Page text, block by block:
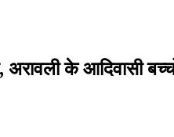
अरावली के आदिवासी